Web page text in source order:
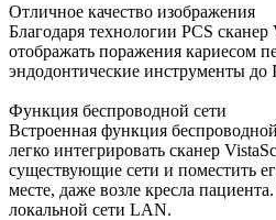
Отличное качество изображения
Благодаря технологии PCS
отображать поражения кариесом
эндодонтические инструменты до
Функция беспроводной сети
Встроенная функция
легко интегрировать сканер
существующие сети и поместить
месте, даже возле кресла
локальной сети LAN.